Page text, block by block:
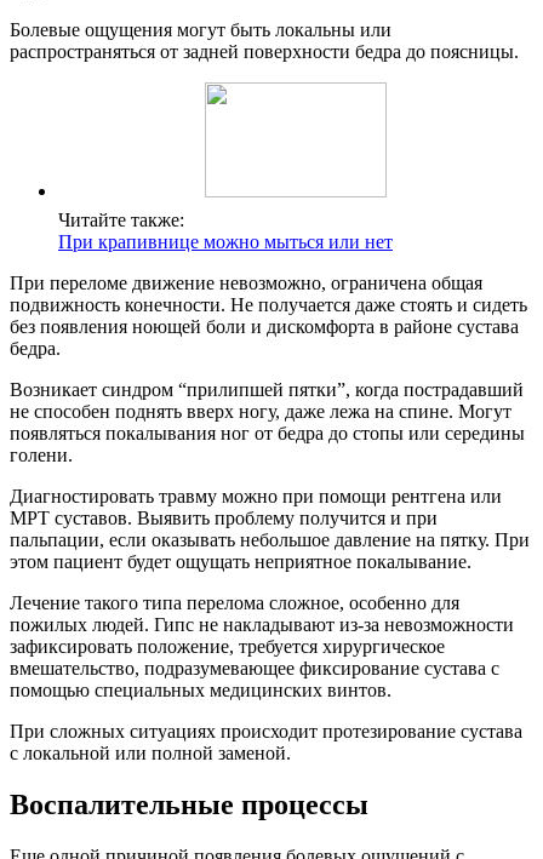
Болевые ощущения могут быть локальны или
распространяться от задней поверхности бедра до поясницы.
Читайте также:
При крапивнице можно мыться или нет
При переломе движение невозможно, ограничена общая
подвижность конечности. Не получается даже стоять и сидеть
без появления ноющей боли и дискомфорта в районе сустава
бедра.
Возникает синдром “прилипшей пятки”, когда пострадавший
не способен поднять вверх ногу, даже лежа на спине. Могут
появляться покалывания ног от бедра до стопы или середины
голени.
Диагностировать травму можно при помощи рентгена или
МРТ суставов. Выявить проблему получится и при
пальпации, если оказывать небольшое давление на пятку. При
этом пациент будет ощущать неприятное покалывание.
Лечение такого типа перелома сложное, особенно для
пожилых людей. Гипс не накладывают из-за невозможности
зафиксировать положение, требуется хирургическое
вмешательство, подразумевающее фиксирование сустава с
помощью специальных медицинских винтов.
При сложных ситуациях происходит протезирование сустава
с локальной или полной заменой.
Воспалительные процессы